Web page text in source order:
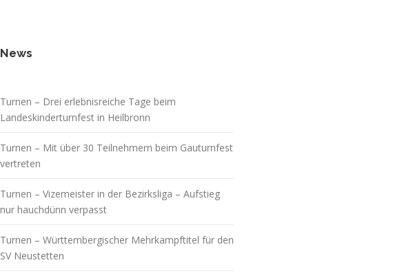
News
Turnen – Drei erlebnisreiche Tage beim
Landeskinderturnfest in Heilbronn
Turnen – Mit über 30 Teilnehmern beim Gauturnfest
vertreten
Turnen – Vizemeister in der Bezirksliga – Aufstieg
nur hauchdünn verpasst
Turnen – Württembergischer Mehrkampftitel für den
SV Neustetten